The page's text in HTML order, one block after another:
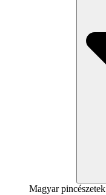
Magyar pincészetek